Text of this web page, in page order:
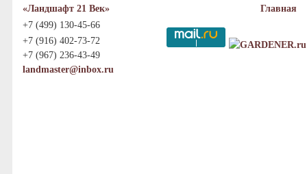
«Ландшафт 21 Век»
+7 (499) 130-45-66
+7 (916) 402-73-72
+7 (967) 236-43-49
landmaster@inbox.ru
Главная